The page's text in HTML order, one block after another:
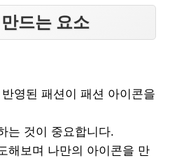
드는 요소
영된 패션이 패션 아이콘을
는 것이 중요합니다.
해보며 나만의 아이콘을 만